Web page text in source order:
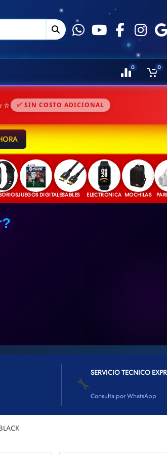
0 0
✅ SIN COSTO ADICIONAL
JUEGOS DIGITALESCABLES ELECTRONICA MOCHILAS
🔧
SERVICIO TECNICO
Consulta por WhatsApp